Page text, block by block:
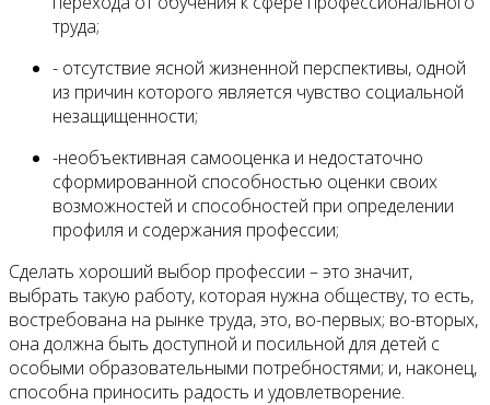
труда;
- отсутствие ясной жизненной перспективы, одной
из причин которого является чувство социальной
незащищенности;
-необъективная самооценка и недостаточно
сформированной способностью оценки своих
возможностей и способностей при определении
профиля и содержания профессии;
Сделать хороший выбор профессии – это значит,
выбрать такую работу, которая нужна обществу, то есть,
востребована на рынке труда, это, во-первых; во-вторых,
она должна быть доступной и посильной для детей с
особыми образовательными потребностями; и, наконец,
способна приносить радость и удовлетворение.